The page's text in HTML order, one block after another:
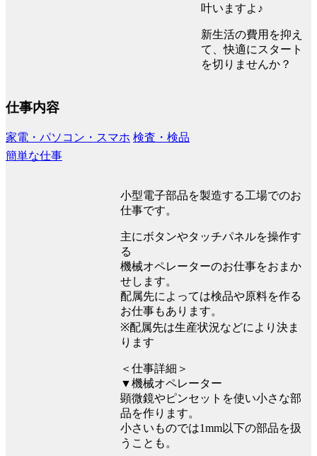
叶いますよ♪
新生活の費用を抑え
て、快適にスタート
を切りませんか？
仕事内容
家電・パソコン・スマホ 検査・検品
簡単な仕事
小型電子部品を製造する工場でのお
仕事です。
主にボタンやタッチパネルを操作す
る
機械オペレーターのお仕事をおまか
せします。
配属先によっては検品や原料を作る
お仕事もあります。
※配属先は生産状況などにより決ま
ります
＜仕事詳細＞
▼機械オペレーター
顕微鏡やピンセットを使い小さな部
品を作ります。
小さいものでは1mm以下の部品を扱
うことも。